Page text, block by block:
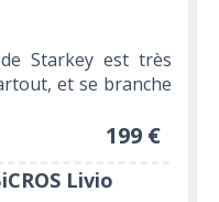
Starkey est très
et se branche
199 €
Livio